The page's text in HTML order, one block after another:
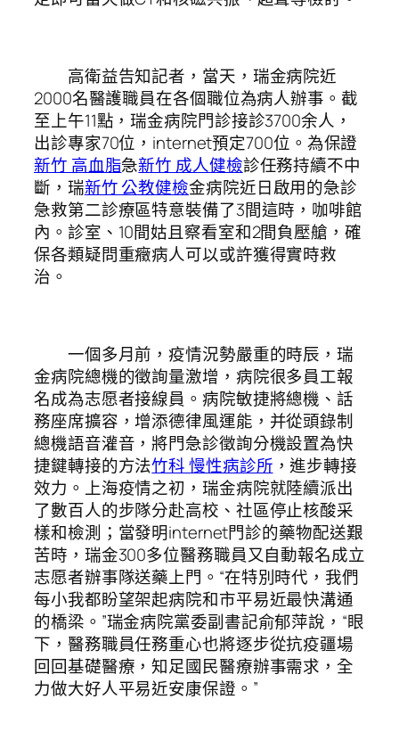
高衛益告知記者，當天，瑞金病院近
2000名醫護職員在各個職位為病人辦事。截
至上午11點，瑞金病院門診接診3700余人，
出診專家70位，internet預定700位。為保證
新竹 高血脂急新竹 成人健檢診任務持續不中
斷，瑞新竹 公教健檢金病院近日啟用的急診
急救第二診療區特意裝備了3間這時，咖啡館
內。診室、10間姑且察看室和2間負壓艙，確
保各類疑問重癥病人可以或許獲得實時救
治。
一個多月前，疫情況勢嚴重的時辰，瑞
金病院總機的徵詢量激增，病院很多員工報
名成為志愿者接線員。病院敏捷將總機、話
務座席擴容，增添德律風運能，并從頭錄制
總機語音灌音，將門急診徵詢分機設置為快
捷鍵轉接的方法竹科 慢性病診所 ，進步轉接
效力。上海疫情之初，瑞金病院就陸續派出
了數百人的步隊分赴高校、社區停止核酸采
樣和檢測；當發明internet門診的藥物配送艱
苦時，瑞金300多位醫務職員又自動報名成立
志愿者辦事隊送藥上門。“在特別時代，我們
每小我都盼望架起病院和市平易近最快溝通
的橋梁。”瑞金病院黨委副書記俞郁萍說，“眼
下，醫務職員任務重心也將逐步從抗疫疆場
回回基礎醫療，知足國民醫療辦事需求，全
力做大好人平易近安康保證。”